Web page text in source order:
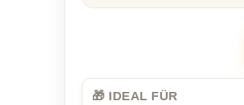
🎁 IDEAL FÜR